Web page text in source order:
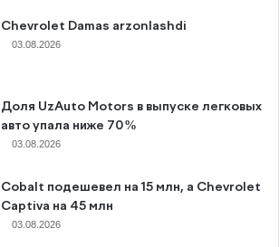
Chevrolet Damas arzonlashdi
03.08.2026
Доля UzAuto Motors в выпуске легковых
авто упала ниже 70%
03.08.2026
Cobalt подешевел на 15 млн, а Chevrolet
Captiva на 45 млн
03.08.2026